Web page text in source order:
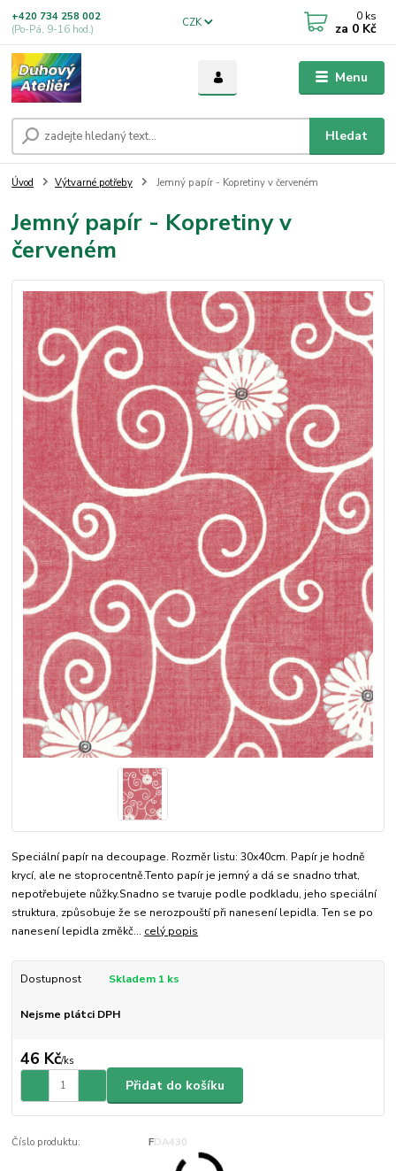
Menu
CZK
Hledat
+420 734 258 002
(Po-Pá, 9-16 hod.)
0 ks
za 0 Kč
Úvod Výtvarné potřeby Jemný papír - Kopretiny v červeném
Jemný papír - Kopretiny v
červeném
Speciální papír na decoupage. Rozměr listu: 30x40cm. Papír je hodně
krycí, ale ne stoprocentně.Tento papír je jemný a dá se snadno trhat,
nepotřebujete nůžky.Snadno se tvaruje podle podkladu, jeho speciální
struktura, způsobuje že se nerozpouští při nanesení lepidla. Ten se po
nanesení lepidla změkč... celý popis
Dostupnost Skladem 1 ks
Nejsme plátci DPH
46 Kč/ks
Přidat do košíku
Číslo produktu: FDA430